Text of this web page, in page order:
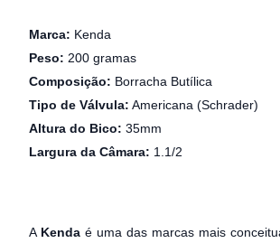
Marca: Kenda
Peso: 200 gramas
Composição: Borracha Butílica
Tipo de Válvula: Americana (Schrader)
Altura do Bico: 35mm
Largura da Câmara: 1.1/2
A Kendaé uma das marcas mais